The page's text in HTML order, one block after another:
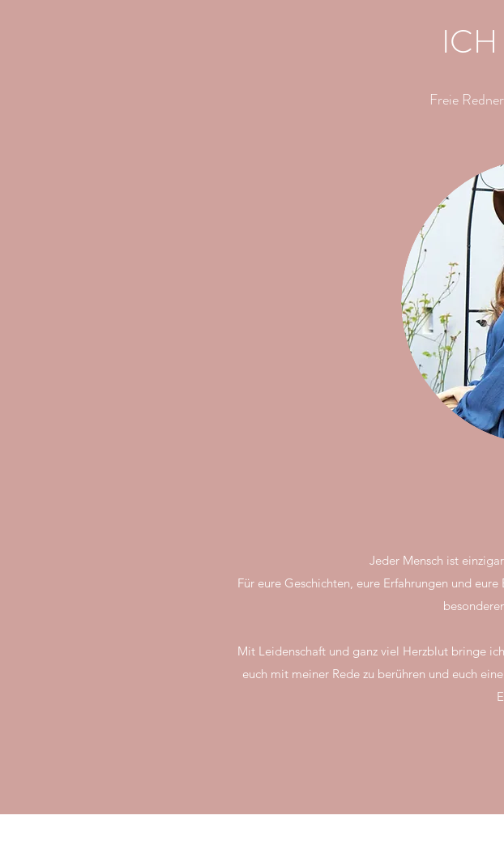
Freie
Jeder Mensch ist
Für eure Geschichten, eure Erfahrungen und
Mit Leidenschaft und ganz viel Herzblut bringe
euch mit meiner Rede zu berühren und euch